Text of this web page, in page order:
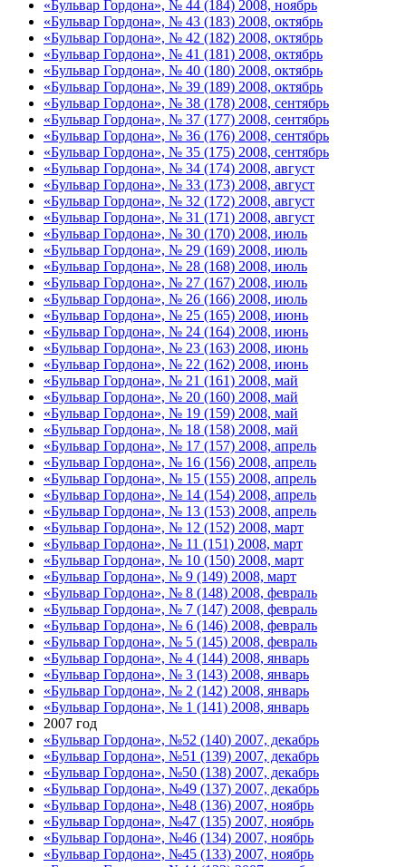
«Бульвар Гордона», № 44 (184) 2008, ноябрь
«Бульвар Гордона», № 43 (183) 2008, октябрь
«Бульвар Гордона», № 42 (182) 2008, октябрь
«Бульвар Гордона», № 41 (181) 2008, октябрь
«Бульвар Гордона», № 40 (180) 2008, октябрь
«Бульвар Гордона», № 39 (189) 2008, октябрь
«Бульвар Гордона», № 38 (178) 2008, сентябрь
«Бульвар Гордона», № 37 (177) 2008, сентябрь
«Бульвар Гордона», № 36 (176) 2008, сентябрь
«Бульвар Гордона», № 35 (175) 2008, сентябрь
«Бульвар Гордона», № 34 (174) 2008, август
«Бульвар Гордона», № 33 (173) 2008, август
«Бульвар Гордона», № 32 (172) 2008, август
«Бульвар Гордона», № 31 (171) 2008, август
«Бульвар Гордона», № 30 (170) 2008, июль
«Бульвар Гордона», № 29 (169) 2008, июль
«Бульвар Гордона», № 28 (168) 2008, июль
«Бульвар Гордона», № 27 (167) 2008, июль
«Бульвар Гордона», № 26 (166) 2008, июль
«Бульвар Гордона», № 25 (165) 2008, июнь
«Бульвар Гордона», № 24 (164) 2008, июнь
«Бульвар Гордона», № 23 (163) 2008, июнь
«Бульвар Гордона», № 22 (162) 2008, июнь
«Бульвар Гордона», № 21 (161) 2008, май
«Бульвар Гордона», № 20 (160) 2008, май
«Бульвар Гордона», № 19 (159) 2008, май
«Бульвар Гордона», № 18 (158) 2008, май
«Бульвар Гордона», № 17 (157) 2008, апрель
«Бульвар Гордона», № 16 (156) 2008, апрель
«Бульвар Гордона», № 15 (155) 2008, апрель
«Бульвар Гордона», № 14 (154) 2008, апрель
«Бульвар Гордона», № 13 (153) 2008, апрель
«Бульвар Гордона», № 12 (152) 2008, март
«Бульвар Гордона», № 11 (151) 2008, март
«Бульвар Гордона», № 10 (150) 2008, март
«Бульвар Гордона», № 9 (149) 2008, март
«Бульвар Гордона», № 8 (148) 2008, февраль
«Бульвар Гордона», № 7 (147) 2008, февраль
«Бульвар Гордона», № 6 (146) 2008, февраль
«Бульвар Гордона», № 5 (145) 2008, февраль
«Бульвар Гордона», № 4 (144) 2008, январь
«Бульвар Гордона», № 3 (143) 2008, январь
«Бульвар Гордона», № 2 (142) 2008, январь
«Бульвар Гордона», № 1 (141) 2008, январь
2007 год
«Бульвар Гордона», №52 (140) 2007, декабрь
«Бульвар Гордона», №51 (139) 2007, декабрь
«Бульвар Гордона», №50 (138) 2007, декабрь
«Бульвар Гордона», №49 (137) 2007, декабрь
«Бульвар Гордона», №48 (136) 2007, ноябрь
«Бульвар Гордона», №47 (135) 2007, ноябрь
«Бульвар Гордона», №46 (134) 2007, ноябрь
«Бульвар Гордона», №45 (133) 2007, ноябрь